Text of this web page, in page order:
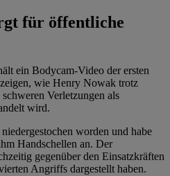
für öffentliche
ein Bodycam-Video der ersten
wie Henry Nowak trotz
Verletzungen als
wird.
worden und habe
Handschellen an. Der
gegenüber den Einsatzkräften
Angriffs dargestellt haben.